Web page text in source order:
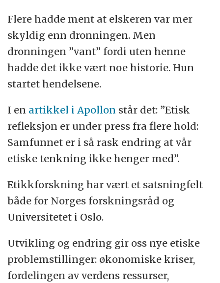
Flere hadde ment at elskeren var mer
skyldig enn dronningen. Men
dronningen ”vant” fordi uten henne
hadde det ikke vært noe historie. Hun
startet hendelsene.
I en artikkel i Apollon står det: ”Etisk
refleksjon er under press fra flere hold:
Samfunnet er i så rask endring at vår
etiske tenkning ikke henger med”.
Etikkforskning har vært et satsningfelt
både for Norges forskningsråd og
Universitetet i Oslo.
Utvikling og endring gir oss nye etiske
problemstillinger: økonomiske kriser,
fordelingen av verdens ressurser,